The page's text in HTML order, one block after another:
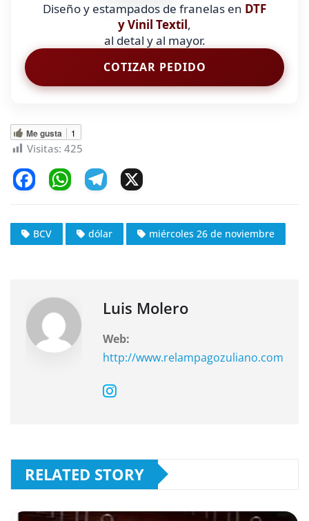
Diseño y estampados de franelas en DTF
y Vinil Textil,
al detal y al mayor.
COTIZAR PEDIDO
Me gusta 1
Visitas: 425
c
e
o
o
k
W
at
s
p
e
gr
BCV dólar miércoles 26 de noviembre
Luis Molero
Web:
http://www.relampagozuliano.com
RELATED STORY